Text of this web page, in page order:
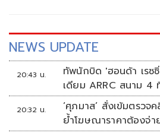
NEWS UPDATE
20:43 น.
ทัพนักบิด 'ฮอนด้า เรซ
เดียม ARRC สนาม 4
20:32 น.
‘ศุภมาส’ สั่งเข้มตรวจ
ย้ำโฆษณาราคาต้องจ่า